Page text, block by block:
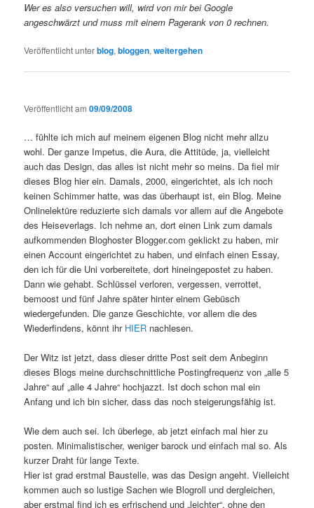
Wer es also versuchen will, wird von mir bei Google
angeschwärzt und muss mit einem Pagerank von 0 rechnen.
Veröffentlicht unterblog,bloggen,weitergehen
Veröffentlicht am09/09/2008
… fühlte ich mich auf meinem eigenen Blog nicht mehr allzu
wohl. Der ganze Impetus, die Aura, die Attitüde, ja, vielleicht
auch das Design, das alles ist nicht mehr so meins. Da fiel mir
dieses Blog hier ein. Damals, 2000, eingerichtet, als ich noch
keinen Schimmer hatte, was das überhaupt ist, ein Blog. Meine
Onlinelektüre reduzierte sich damals vor allem auf die Angebote
des Heiseverlags. Ich nehme an, dort einen Link zum damals
aufkommenden Bloghoster Blogger.com geklickt zu haben, mir
einen Account eingerichtet zu haben, und einfach einen Essay,
den ich für die Uni vorbereitete, dort hineingepostet zu haben.
Dann wie gehabt. Schlüssel verloren, vergessen, verrottet,
bemoost und fünf Jahre später hinter einem Gebüsch
wiedergefunden. Die ganze Geschichte, vor allem die des
Wiederfindens, könnt ihr HIER nachlesen.
Der Witz ist jetzt, dass dieser dritte Post seit dem Anbeginn
dieses Blogs meine durchschnittliche Postingfrequenz von „alle 5
Jahre“ auf „alle 4 Jahre“ hochjazzt. Ist doch schon mal ein
Anfang und ich bin sicher, dass das noch steigerungsfähig ist.
Wie dem auch sei. Ich überlege, ab jetzt einfach mal hier zu
posten. Minimalistischer, weniger barock und einfach mal so. Als
kurzer Draht für lange Texte.
Hier ist grad erstmal Baustelle, was das Design angeht. Vielleicht
kommen auch so lustige Sachen wie Blogroll und dergleichen,
aber erstmal find ich es erfrischend und „leichter“, ohne den